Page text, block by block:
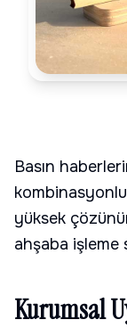
Basın
yüksek
ahşaba işleme
Kurumsal